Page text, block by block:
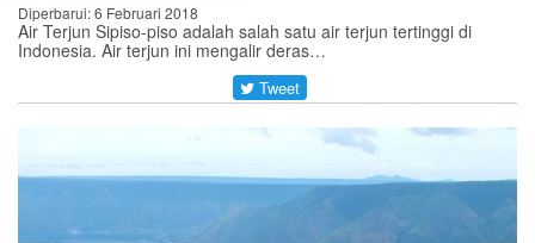
Diperbarui: 6 Februari 2018
Air Terjun Sipiso-piso adalah salah satu air terjun tertinggi di
Indonesia. Air terjun ini mengalir deras…
Tweet